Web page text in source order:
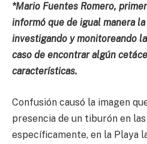
*Mario Fuentes Romero,
informó que de igual manera
investigando y monitoreando
caso de encontrar algún
características.
Confusión causó la imagen
presencia de un tiburón en
específicamente, en la Playa